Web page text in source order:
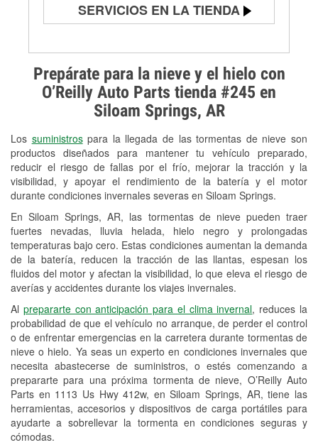
Prepárate para la nieve y el hielo con
O’Reilly Auto Parts tienda #245 en
Siloam Springs, AR
Los suministrospara la llegada de las tormentas de nieve son
productos diseñados para mantener tu vehículo preparado,
reducir el riesgo de fallas por el frío, mejorar la tracción y la
visibilidad, y apoyar el rendimiento de la batería y el motor
durante condiciones invernales severas en Siloam Springs.
En Siloam Springs, AR, las tormentas de nieve pueden traer
fuertes nevadas, lluvia helada, hielo negro y prolongadas
temperaturas bajo cero. Estas condiciones aumentan la demanda
de la batería, reducen la tracción de las llantas, espesan los
fluidos del motor y afectan la visibilidad, lo que eleva el riesgo de
averías y accidentes durante los viajes invernales.
Al prepararte con anticipación para el clima invernal, reduces la
probabilidad de que el vehículo no arranque, de perder el control
o de enfrentar emergencias en la carretera durante tormentas de
nieve o hielo. Ya seas un experto en condiciones invernales que
necesita abastecerse de suministros, o estés comenzando a
prepararte para una próxima tormenta de nieve, O’Reilly Auto
Parts en 1113 Us Hwy 412w, en Siloam Springs, AR, tiene las
herramientas, accesorios y dispositivos de carga portátiles para
ayudarte a sobrellevar la tormenta en condiciones seguras y
cómodas.
SERVICIOS EN LA TIENDA
Prueba de alternadores y
arrancadores
Revisión de la luz "Check Engine"
Reciclaje de baterías y aceite
Instalación de bombillas de faros
Instalación de limpiaparabrisas
Programa de Préstamo de
Herramientas
Mezcla de pinturas
Rectificación de tambores y discos de
freno
Mangueras hidráulicas a la medida
Snowstorm Supplies
Tornado Supplies
Conoce más